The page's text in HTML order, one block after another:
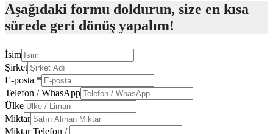
Aşağıdaki formu doldurun, size en kısa
sürede geri dönüş yapalım!
İsim
Şirket
E-posta *
Telefon / WhasApp
Ülke
Miktar
Miktar Telefon /